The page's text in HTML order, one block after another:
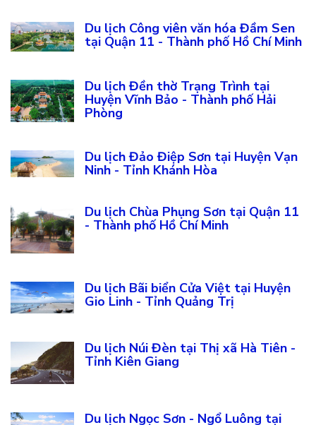
Du lịch Công viên văn hóa Đầm Sen
tại Quận 11 - Thành phố Hồ Chí Minh
Du lịch Đền thờ Trạng Trình tại
Huyện Vĩnh Bảo - Thành phố Hải
Phòng
Du lịch Đảo Điệp Sơn tại Huyện Vạn
Ninh - Tỉnh Khánh Hòa
Du lịch Chùa Phụng Sơn tại Quận 11
- Thành phố Hồ Chí Minh
Du lịch Bãi biển Cửa Việt tại Huyện
Gio Linh - Tỉnh Quảng Trị
Du lịch Núi Đèn tại Thị xã Hà Tiên -
Tỉnh Kiên Giang
Du lịch Ngọc Sơn - Ngổ Luông tại